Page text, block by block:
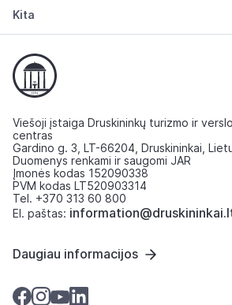
Kita
Viešoji įstaiga Druskininkų turizmo ir
centras
Gardino g. 3, LT-66204, Druskininkai,
Duomenys renkami ir saugomi JAR
Įmonės kodas 152090338
PVM kodas LT520903314
Tel. +370 313 60 800
El. paštas:
Daugiau informacijos